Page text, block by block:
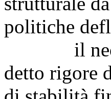
politiche
il
detto rigore